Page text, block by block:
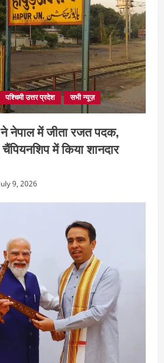
पश्चिमी उत्तर प्रदेश सभी न्यूज़
ने नेपाल में जीता रजत पदक,
में किया शानदार
July 9, 2026